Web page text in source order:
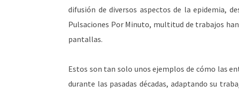
difusión de diversos aspectos de la epidemia,
Pulsaciones Por Minuto, multitud de trabajos
pantallas.
Estos son tan solo unos ejemplos de cómo las
durante las pasadas décadas, adaptando su